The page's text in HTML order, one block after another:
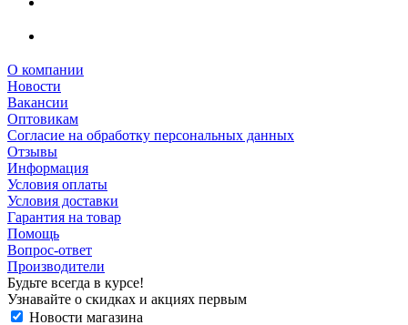
О компании
Новости
Вакансии
Оптовикам
Cогласие на обработку персональных данных
Отзывы
Информация
Условия оплаты
Условия доставки
Гарантия на товар
Помощь
Вопрос-ответ
Производители
Будьте всегда в курсе!
Узнавайте о скидках и акциях первым
Новости магазина